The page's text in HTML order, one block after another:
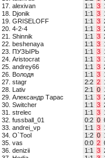
17. alexivan
1:1 3
18. Djonik
1:1 3
19. GRISELOFF
1:1 3
20. 4-2-4
1:1 3
21. Shinnik
1:1 3
22. beshenaya
1:1 3
23. ПУЗЫРЬ
1:1 3
24. Aristocrat
1:1 3
25. andrey66
1:1 3
26. Володя
1:1 3
27. stagr
2:2 2
28. Lativ
2:1 0
29. Александр Тарас
1:1 3
30. Switcher
1:1 3
31. strelec
1:1 3
32. fussball_01
0:2 0
33. andrei_vp
1:1 3
34. O`Tool
1:2 0
35. vas
0:0 2
36. denizii
1:1 3